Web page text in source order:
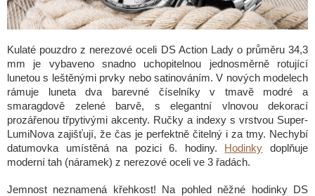
Kulaté pouzdro z nerezové oceli DS Action Lady o průměru 34,3
mm je vybaveno snadno uchopitelnou jednosměrně rotující
lunetou s leštěnými prvky nebo satinováním. V nových modelech
rámuje luneta dva barevné číselníky v tmavě modré a
smaragdově zelené barvě, s elegantní vlnovou dekorací
prozářenou třpytivými akcenty. Ručky a indexy s vrstvou Super-
LumiNova zajišťují, že čas je perfektně čitelný i za tmy. Nechybí
datumovka umístěná na pozici 6. hodiny. Hodinky doplňuje
moderní tah (náramek) z nerezové oceli ve 3 řadách.
Jemnost neznamená křehkost! Na pohled něžné hodinky DS